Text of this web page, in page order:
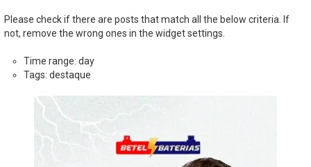
Please check if there are posts that match all the below criteria. If
not, remove the wrong ones in the widget settings.
Time range: day
Tags: destaque